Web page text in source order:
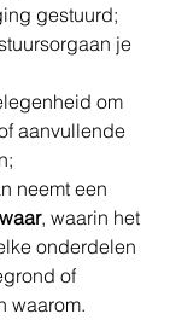
gestuurd;
je
om
aanvullende
neemt een
, waarin het
onderdelen
of
waarom.